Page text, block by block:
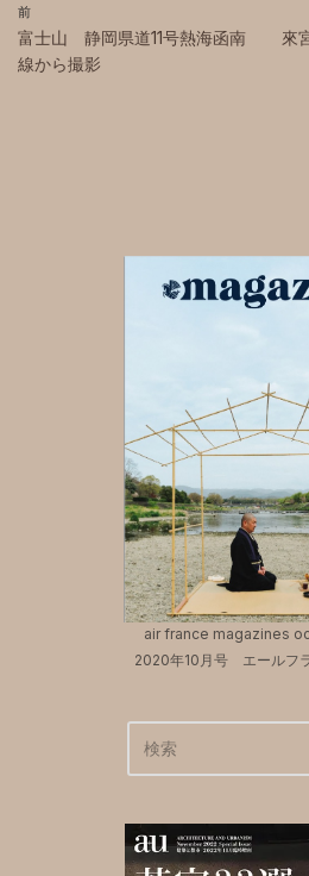
前
富士山 静岡県道11号熱海函南
線から撮影
來
air france magazines
2020年10月号 エールフ